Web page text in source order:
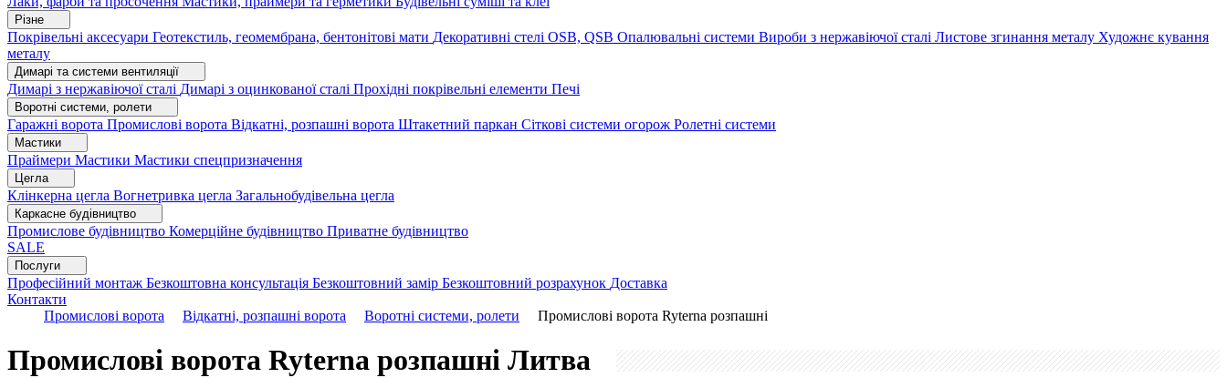
Різне
Покрівельні аксесуари Геотекстиль, геомембрана, бентонітові мати Декоративні стелі OSB, QSB Опалювальні системи Вироби з нержавіючої сталі Листове згинання металу Художнє кування
металу
Димарі та системи вентиляції
Димарі з нержавіючої сталі Димарі з оцинкованої сталі Прохідні покрівельні елементи Печі
Воротні системи, ролети
Гаражні ворота Промислові ворота Відкатні, розпашні ворота Штакетний паркан Сіткові системи огорож Ролетні системи
Мастики
Праймери Мастики Мастики спецпризначення
Цегла
Клінкерна цегла Вогнетривка цегла Загальнобудівельна цегла
Каркасне будівництво
Промислове будівництво Комерційне будівництво Приватне будівництво
SALE
Послуги
Професійний монтаж Безкоштовна консультація Безкоштовний замір Безкоштовний розрахунок Доставка
Контакти
Промислові ворота
Відкатні, розпашні ворота Воротні системи, ролети Промислові ворота Ryterna розпашні
Промислові ворота Ryterna розпашні Литва